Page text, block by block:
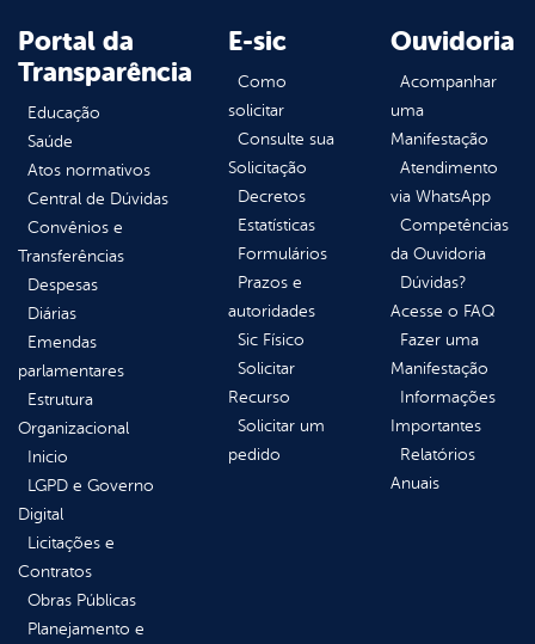
Portal da
Transparência
Educação
Saúde
Atos normativos
Central de Dúvidas
Convênios e
Transferências
Despesas
Diárias
Emendas
parlamentares
Estrutura
Organizacional
Inicio
LGPD e Governo
Digital
Licitações e
Contratos
Obras Públicas
Planejamento e
E-sic
Como
solicitar
Consulte sua
Solicitação
Decretos
Estatísticas
Formulários
Prazos e
autoridades
Sic Físico
Solicitar
Recurso
Solicitar um
pedido
Ouvidoria
Acompanhar
uma
Manifestação
Atendimento
via WhatsApp
Competências
da Ouvidoria
Dúvidas?
Acesse o FAQ
Fazer uma
Manifestação
Informações
Importantes
Relatórios
Anuais